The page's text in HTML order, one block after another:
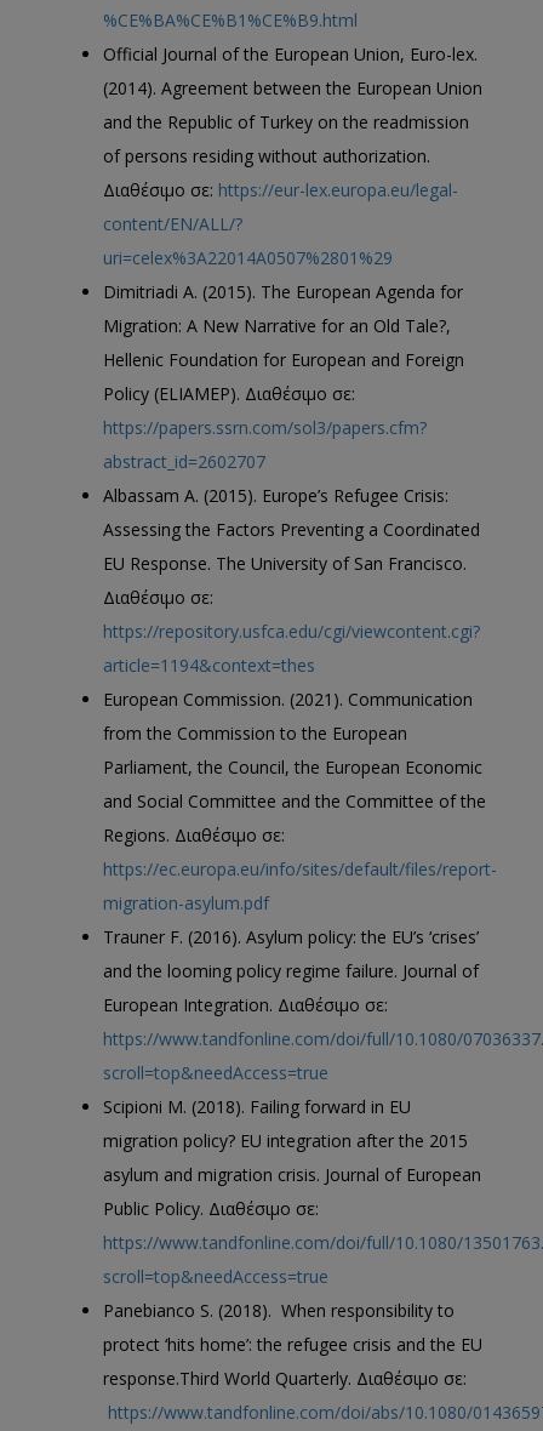
%CE%BA%CE%B1%CE%B9.html
Official Journal of the European Union, Euro-lex.
(2014). Agreement between the European Union
and the Republic of Turkey on the readmission
of persons residing without authorization.
Διαθέσιμο σε: https://eur-lex.europa.eu/legal-
content/EN/ALL/?
uri=celex%3A22014A0507%2801%29
Dimitriadi Α. (2015). The European Agenda for
Migration: A New Narrative for an Old Tale?,
Hellenic Foundation for European and Foreign
Policy (ELIAMEP). Διαθέσιμο σε:
https://papers.ssrn.com/sol3/papers.cfm?
abstract_id=2602707
Albassam Α. (2015). Europe’s Refugee Crisis:
Assessing the Factors Preventing a Coordinated
EU Response. The University of San Francisco.
Διαθέσιμο σε:
https://repository.usfca.edu/cgi/viewcontent.cgi?
article=1194&context=thes
European Commission. (2021). Communication
from the Commission to the European
Parliament, the Council, the European Economic
and Social Committee and the Committee of the
Regions. Διαθέσιμο σε:
https://ec.europa.eu/info/sites/default/files/report-
migration-asylum.pdf
Trauner F. (2016). Asylum policy: the EU’s ‘crises’
and the looming policy regime failure. Journal of
European Integration. Διαθέσιμο σε:
https://www.tandfonline.com/doi/full/10.1080/
scroll=top&needAccess=true
Scipioni M. (2018). Failing forward in EU
migration policy? EU integration after the 2015
asylum and migration crisis. Journal of European
Public Policy. Διαθέσιμο σε:
https://www.tandfonline.com/doi/full/10.1080/
scroll=top&needAccess=true
Panebianco S. (2018). When responsibility to
protect ‘hits home’: the refugee crisis and the EU
response.Third World Quarterly. Διαθέσιμο σε:
https://www.tandfonline.com/doi/abs/10.1080/